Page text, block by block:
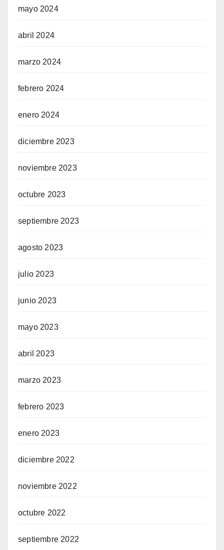
mayo 2024
abril 2024
marzo 2024
febrero 2024
enero 2024
diciembre 2023
noviembre 2023
octubre 2023
septiembre 2023
agosto 2023
julio 2023
junio 2023
mayo 2023
abril 2023
marzo 2023
febrero 2023
enero 2023
diciembre 2022
noviembre 2022
octubre 2022
septiembre 2022